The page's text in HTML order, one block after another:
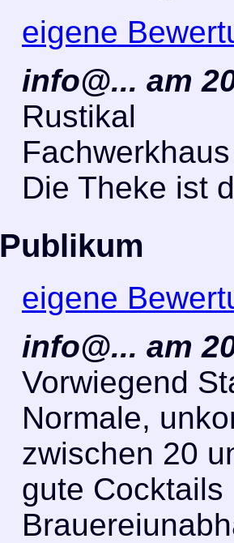
eigene
info@... am
Rustikal
Fachwerkhaus
Die Theke ist
Publikum
eigene
info@... am
Vorwiegend
Normale,
zwischen 20
gute Cocktails